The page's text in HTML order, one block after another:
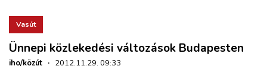
Vasút
Ünnepi közlekedési változások Budapesten
iho/közút · 2012.11.29. 09:33